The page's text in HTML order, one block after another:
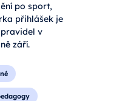
po sport,
přihlášek je
v
září.